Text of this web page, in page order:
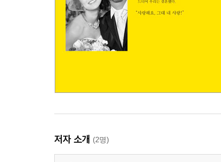
저자 소개 (2명)